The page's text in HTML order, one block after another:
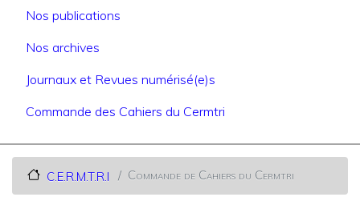
Nos publications
Nos archives
Journaux et Revues numérisé(e)s
Commande des Cahiers du Cermtri
C.E.R.M.T.R.I Commande de Cahiers du Cermtri